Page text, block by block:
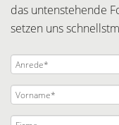
das untenstehende
setzen uns